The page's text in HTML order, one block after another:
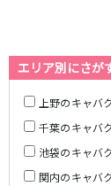
エリア別にさが
上野のキャバ
千葉のキャバ
池袋のキャバ
関内のキャバ
押上〈ス
久喜駅
西新井駅
伊勢崎駅
せんげん
加須駅
南羽生駅